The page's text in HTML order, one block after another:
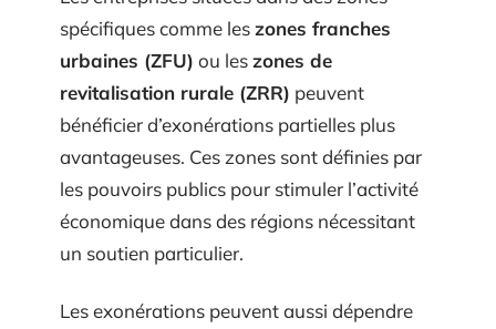
spécifiques comme leszones franches
urbaines (ZFU) ou leszones de
revitalisation rurale (ZRR) peuvent
bénéficier d’exonérations partielles plus
avantageuses. Ces zones sont définies par
les pouvoirs publics pour stimuler l’activité
économique dans des régions nécessitant
un soutien particulier.
Les exonérations peuvent aussi dépendre